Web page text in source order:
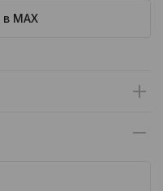
MAX